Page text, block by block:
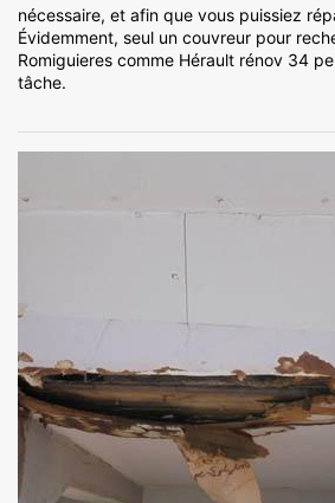
nécessaire, et afin que vous puissiez
Évidemment, seul un couvreur pour
Romiguieres comme Hérault rénov 34
tâche.